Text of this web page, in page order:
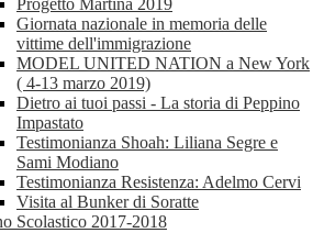
Progetto Martina 2019
Giornata nazionale in memoria delle
vittime dell'immigrazione
MODEL UNITED NATION a New York
( 4-13 marzo 2019)
Dietro ai tuoi passi - La storia di Peppino
Impastato
Testimonianza Shoah: Liliana Segre e
Sami Modiano
Testimonianza Resistenza: Adelmo Cervi
Visita al Bunker di Soratte
Scolastico 2017-2018